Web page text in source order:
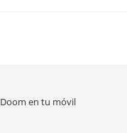
Doom en tu móvil